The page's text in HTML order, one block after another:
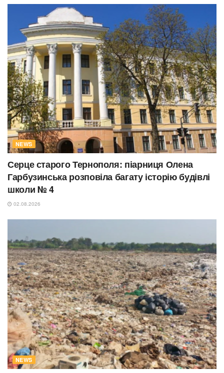
NEWS
Серце старого Тернополя: піарниця Олена
Гарбузинська розповіла багату історію будівлі
школи № 4
02.08.2026
NEWS